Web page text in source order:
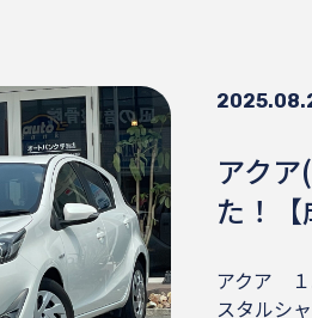
アク
た！【
アクア
スタルシ